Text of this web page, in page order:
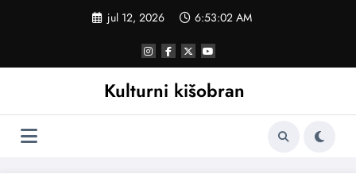
jul 12, 2026 6:53:03 AM
Kulturni kišobran